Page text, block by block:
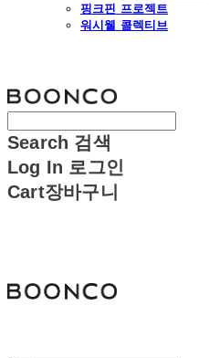
핑크핀 프로젝트
워시웰 콜렉티브
Search 검색
Log In 로그인
Cart장바구니